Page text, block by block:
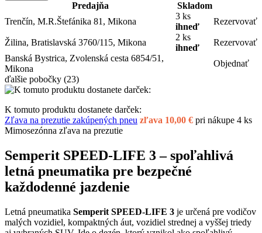
Predajňa
Skladom
Trenčín, M.R.Štefánika 81, Mikona
3 ks
ihneď
Rezervovať
Žilina, Bratislavská 3760/115, Mikona
2 ks
ihneď
Rezervovať
Banská Bystrica, Zvolenská cesta 6854/51,
Mikona
Objednať
ďalšie pobočky (23)
K tomuto produktu dostanete darček:
Zľava na prezutie zakúpených pneu zľava 10,00 € pri nákupe 4 ks
Mimosezónna zľava na prezutie
Semperit SPEED-LIFE 3 – spoľahlivá
letná pneumatika pre bezpečné
každodenné jazdenie
Letná pneumatika Semperit SPEED-LIFE 3 je určená pre vodičov
malých vozidiel, kompaktných áut, vozidiel strednej a vyššej triedy